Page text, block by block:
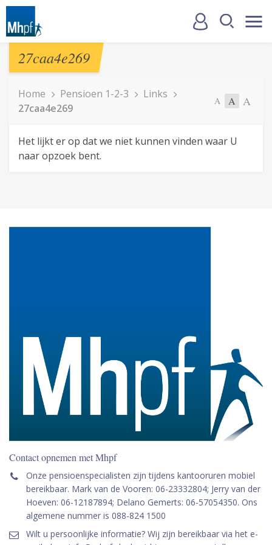
27caa4e269
Home Pensioen 1-2-3
Links
27caa4e269
A A A
Het lijkt er op dat we niet kunnen vinden waar U
naar opzoek bent.
Contact opnemen met Mhpf
Onze pensioenspecialisten zijn tijdens kantooruren mobiel
bereikbaar. Mark van de Vooren: 06-23332804; Jerry van der
Hoeven: 06-12187894; Delano Gemerts: 06-57054350. Ons
algemene nummer is 088-824 1500
Wilt u persoonlijke informatie? Wij zijn bereikbaar via het e-